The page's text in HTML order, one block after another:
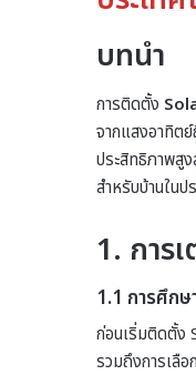
บทนำ
การติดตั้ง
จากแสงอาทิต
ประสิทธิภาพสู
สำหรับบ้านในป
1. การ
1.1 การศึก
ก่อนเริ่มติดตั้ง
รวมถึงการเลื